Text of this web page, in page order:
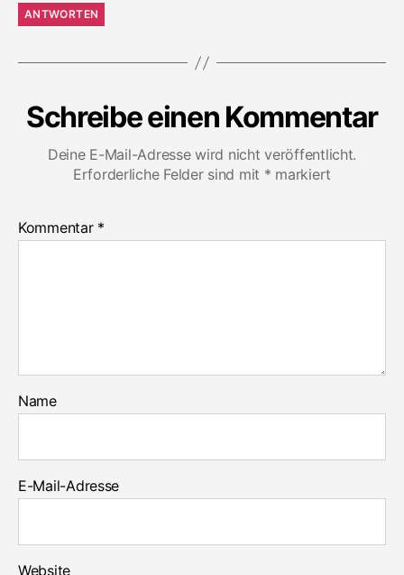
ANTWORTEN
Schreibe einen Kommentar
Deine E-Mail-Adresse wird nicht veröffentlicht.
Erforderliche Felder sind mit * markiert
Kommentar *
Name
E-Mail-Adresse
Website